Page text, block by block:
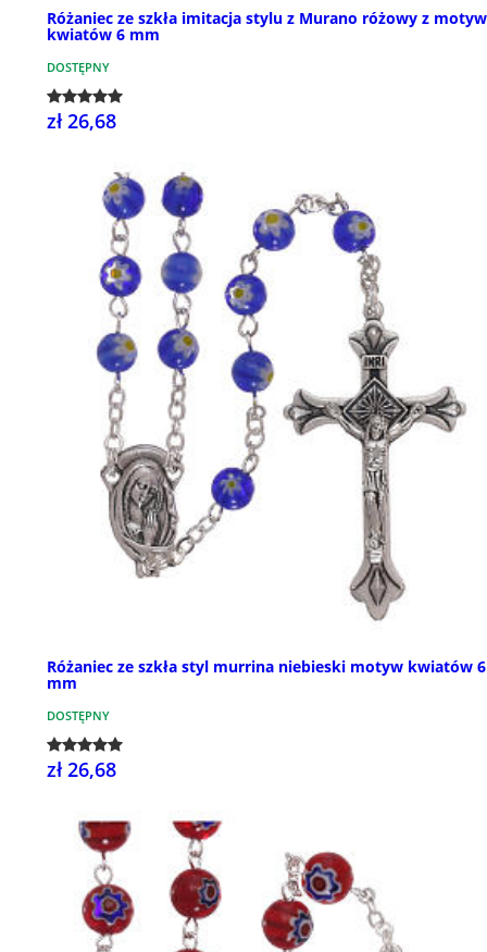
Różaniec ze szkła imitacja stylu z Murano różowy z
kwiatów 6 mm
DOSTĘPNY
zł 26,68
Różaniec ze szkła styl murrina niebieski motyw kwiatów 6
mm
DOSTĘPNY
zł 26,68